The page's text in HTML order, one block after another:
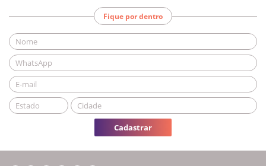
Fique por dentro
Cadastrar